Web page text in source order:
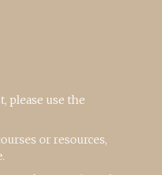
please use the
or resources,
.